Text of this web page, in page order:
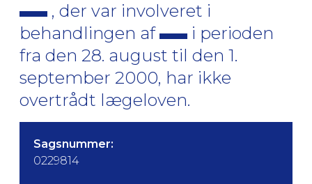
, der var involveret i
behandlingen af
i perioden
fra den 28. august til den 1.
september 2000, har ikke
overtrådt lægeloven.
Sagsnummer:
0229814